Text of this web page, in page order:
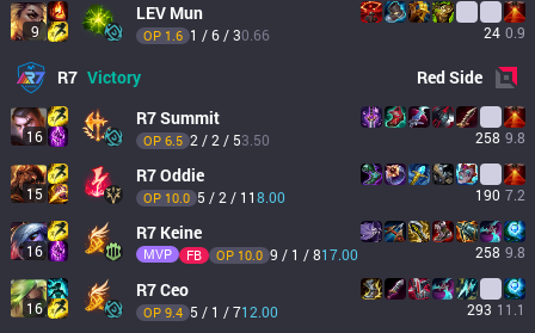
9
LEV Mun
OP 1.6 1 / 6 / 30.66 24 0.9
R7 Victory RedSide
16
R7Summit
OP 6.5 2 / 2 / 53.50 258 9.8
15
R7Oddie
OP 10.0 5 / 2 / 118.00 190 7.2
16
R7 Keine
MVP FB OP 10.0 9 / 1 / 817.00 258 9.8
16
R7Ceo
OP 9.4 5 / 1 / 712.00 293 11.1